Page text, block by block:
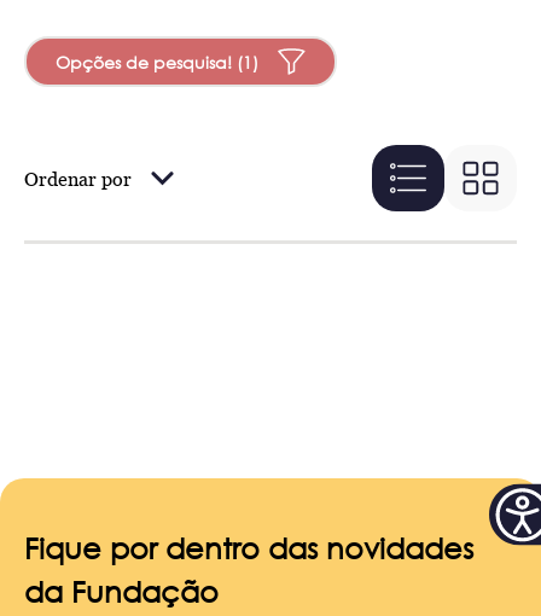
Opções de pesquisa! (1)
Ordenar por
Fique por dentro das novidades
da Fundação